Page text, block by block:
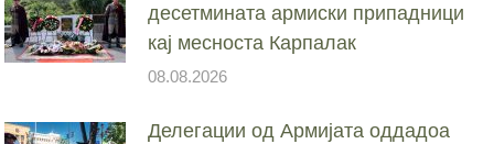
десетмината армиски припадници
кај месноста Карпалак
08.08.2026
Делегации од Армијата оддадоа